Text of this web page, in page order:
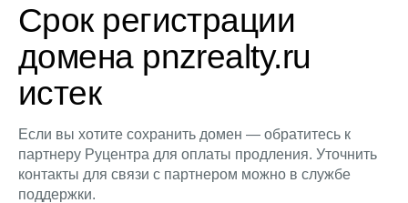
Срок регистрации
домена pnzrealty.ru
истек
Если вы хотите сохранить домен — обратитесь к
партнеру Руцентра для оплаты продления. Уточнить
контакты для связи с партнером можно в службе
поддержки.